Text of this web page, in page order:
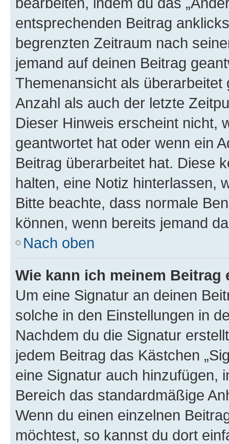
entsprechenden Beitrag
begrenzten Zeitraum nach
jemand auf deinen Beitrag
Themenansicht als
Anzahl als auch der letzte
Dieser Hinweis erscheint nicht,
geantwortet hat oder wenn ein
Beitrag überarbeitet hat. Diese
halten, eine Notiz hinterlassen,
Bitte beachte, dass normale
können, wenn bereits jemand
Nach oben
Wie kann ich meinem
Um eine Signatur an deinen
solche in den Einstellungen in
Nachdem du die Signatur
jedem Beitrag das Kästchen
eine Signatur auch hinzufügen,
Bereich das standardmäßige
Wenn du einen einzelnen
möchtest, so kannst du dort